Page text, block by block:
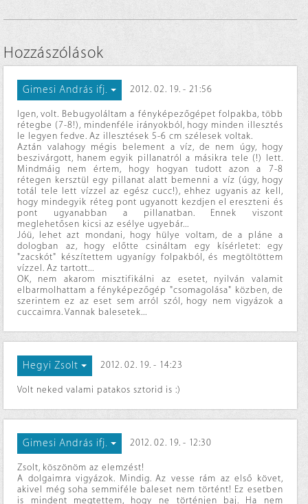
Hozzászólások
Gimesi András ifj. 2012. 02. 19. - 21:56
Igen, volt. Bebugyoláltam a fényképezőgépet folpakba, több
rétegbe (7-8!), mindenféle irányokból, hogy minden illesztés
le legyen fedve. Az illesztések 5-6 cm szélesek voltak.
Aztán valahogy mégis belement a víz, de nem úgy, hogy
beszivárgott, hanem egyik pillanatról a másikra tele (!) lett.
Mindmáig nem értem, hogy hogyan tudott azon a 7-8
rétegen kersztül egy pillanat alatt bemenni a víz (úgy, hogy
totál tele lett vízzel az egész cucc!), ehhez ugyanis az kell,
hogy mindegyik réteg pont ugyanott kezdjen el ereszteni és
pont ugyanabban a pillanatban. Ennek viszont
meglehetősen kicsi az esélye ugyebár...
Jóü, lehet azt mondani, hogy hülye voltam, de a pláne a
dologban az, hogy előtte csináltam egy kísérletet: egy
"zacskót" készítettem ugyanígy folpakból, és megtöltöttem
vízzel. Az tartott...
OK, nem akarom misztifikálni az esetet, nyilván valamit
elbarmolhattam a fényképezőgép "csomagolása" közben, de
szerintem ez az eset sem arról szól, hogy nem vigyázok a
cuccaimra. Vannak balesetek...
Hegyi Zsolt 2012. 02. 19. - 14:23
Volt neked valami patakos sztorid is :)
Gimesi András ifj. 2012. 02. 19. - 12:30
Zsolt, köszönöm az elemzést!
A dolgaimra vigyázok. Mindig. Az vesse rám az első követ,
akivel még soha semmiféle baleset nem történt! Ez esetben
is mindent megtettem, hogy ne történjen baj. Ha nem